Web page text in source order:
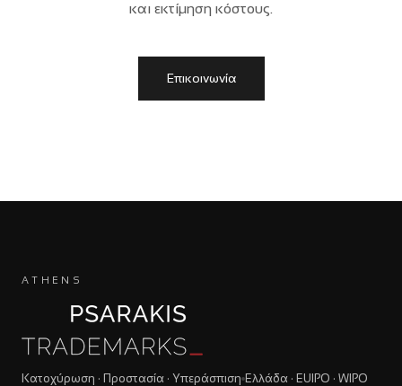
και εκτίμηση κόστους.
Επικοινωνία
ATHENS
Κατοχύρωση · Προστασία · Υπεράσπιση Ελλάδα · EUIPO · WIPO